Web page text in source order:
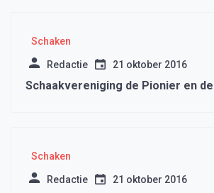
Schaken
Redactie 21 oktober 2016
Schaakvereniging de Pionier en de
Schaken
Redactie 21 oktober 2016